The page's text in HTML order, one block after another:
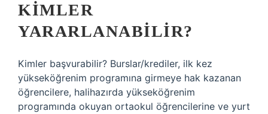
KIMLER
YARARLANABILIR?
Kimler başvurabilir? Burslar/krediler, ilk kez
yükseköğrenim programına girmeye hak kazanan
öğrencilere, halihazırda yükseköğrenim
programında okuyan ortaokul öğrencilerine ve yurt